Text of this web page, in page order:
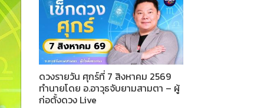
ดวงรายวัน ศุกร์ที่ 7 สิงหาคม 2569
ทำนายโดย อ.อาวุธจับยามสามตา – ผู้
ก่อตั้งดวง Live